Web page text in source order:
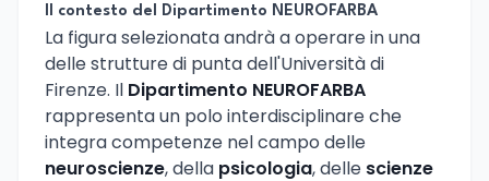
Il contesto del Dipartimento NEUROFARBA
La figura selezionata andrà a operare in una
delle strutture di punta dell'Università di
Firenze. Il Dipartimento NEUROFARBA
rappresenta un polo interdisciplinare che
integra competenze nel campo delle
neuroscienze, della psicologia, delle scienze